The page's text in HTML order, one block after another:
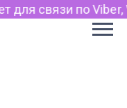
для связи по Viber,